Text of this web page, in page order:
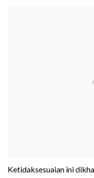
Ketidaksesuaian ini